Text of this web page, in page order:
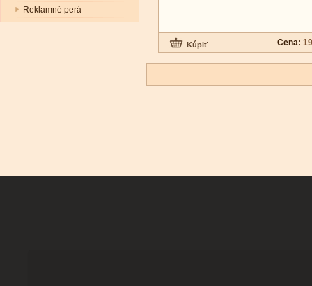
Reklamné perá
Cena: